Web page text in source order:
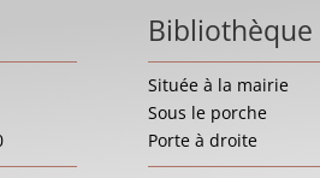
Bibliothèque
Située à la mairie
Sous le porche
Porte à droite